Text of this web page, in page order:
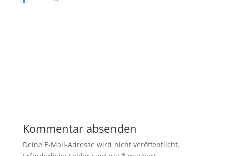
Kommentar absenden
Deine E-Mail-Adresse wird nicht veröffentlicht.